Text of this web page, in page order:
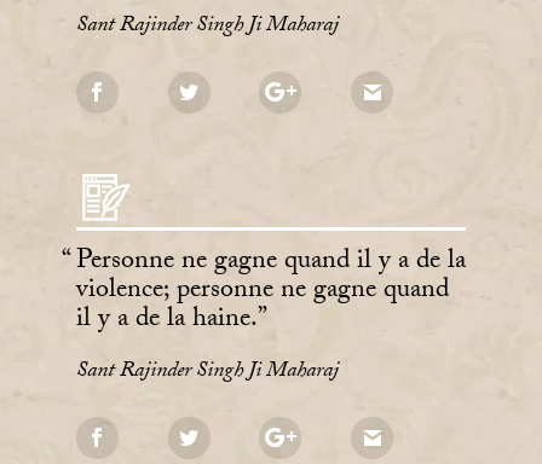
Sant Rajinder Singh Ji Maharaj
Personne ne gagne quand il y a de la
violence; personne ne gagne quand
il y a de la haine.
Sant Rajinder Singh Ji Maharaj